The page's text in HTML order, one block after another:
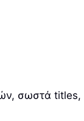
σωστά